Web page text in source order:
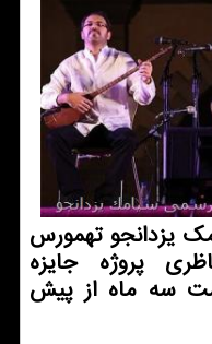
یزدانجو تهمورس
پروژه جایزه
سه ماه از پیش